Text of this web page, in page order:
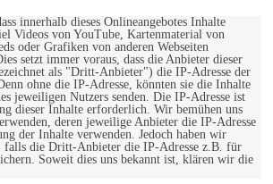
innerhalb dieses Onlineangebotes Inhalte
Videos von YouTube, Kartenmaterial von
oder Grafiken von anderen Webseiten
setzt immer voraus, dass die Anbieter dieser
als "Dritt-Anbieter") die IP-Adresse der
ohne die IP-Adresse, könnten sie die Inhalte
jeweiligen Nutzers senden. Die IP-Adresse ist
dieser Inhalte erforderlich. Wir bemühen uns
deren jeweilige Anbieter die IP-Adresse
der Inhalte verwenden. Jedoch haben wir
falls die Dritt-Anbieter die IP-Adresse z.B. für
Soweit dies uns bekannt ist, klären wir die